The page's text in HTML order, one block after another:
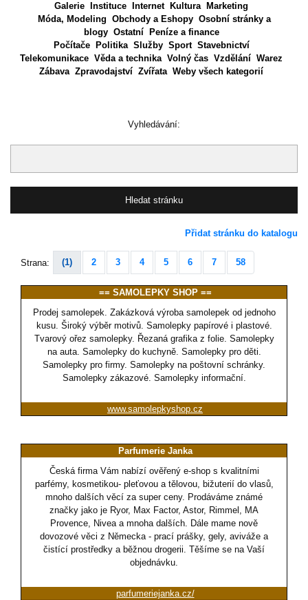
Galerie
Instituce Internet Kultura
Marketing
Móda, Modeling Obchody a Eshopy Osobní stránky a
blogy Ostatní
Peníze a finance
Počítače
Politika Služby Sport Stavebnictví
Telekomunikace Věda a technika Volný čas Vzdělání Warez
Zábava Zpravodajství Zvířata Weby všech kategorií
Vyhledávání:
Přidat stránku do katalogu
Strana: (1) 2 3 4 5 6 7 58
== SAMOLEPKY SHOP ==
Prodej samolepek. Zakázková výroba samolepek od jednoho
kusu. Široký výběr motivů. Samolepky papírové i plastové.
Tvarový ořez samolepky. Řezaná grafika z folie. Samolepky
na auta. Samolepky do kuchyně. Samolepky pro děti.
Samolepky pro firmy. Samolepky na poštovní schránky.
Samolepky zákazové. Samolepky informační.
www.samolepkyshop.cz
Parfumerie Janka
Česká firma Vám nabízí ověřený e-shop s kvalitními
parfémy, kosmetikou- pleťovou a tělovou, bižuterií do vlasů,
mnoho dalších věcí za super ceny. Prodáváme známé
značky jako je Ryor, Max Factor, Astor, Rimmel, MA
Provence, Nivea a mnoha dalších. Dále mame nově
dovozové věci z Německa - prací prášky, gely, aviváže a
čistící prostředky a běžnou drogerii. Těšíme se na Vaší
objednávku.
parfumeriejanka.cz/